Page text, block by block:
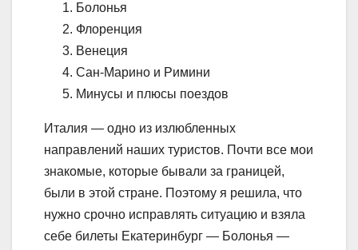
Болонья
Флоренция
Венеция
Сан-Марино и Римини
Минусы и плюсы поездов
Италия — одно из излюбленных
направлений наших туристов. Почти все мои
знакомые, которые бывали за границей,
были в этой стране. Поэтому я решила, что
нужно срочно исправлять ситуацию и взяла
себе билеты Екатеринбург — Болонья —